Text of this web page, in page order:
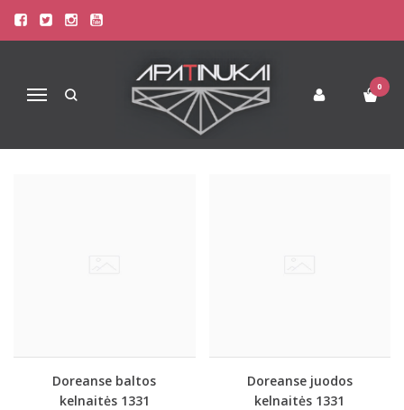
Navigacija
0
PREKIŲ PAIEŠKA - 1331
Prekių paieška
Doreanse baltos
kelnaitės 1331
Doreanse juodos
kelnaitės 1331